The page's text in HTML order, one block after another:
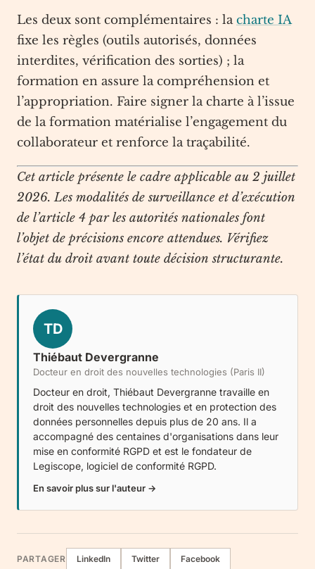
Les deux sont complémentaires : lacharte IA
fixe les règles (outils autorisés, données
interdites, vérification des sorties) ; la
formation en assure la compréhension et
l’appropriation. Faire signer la charte à l’issue
de la formation matérialise l’engagement du
collaborateur et renforce la traçabilité.
Cet article présente le cadre applicable au 2 juillet
2026. Les modalités de surveillance et d’exécution
de l’article 4 par les autorités nationales font
l’objet de précisions encore attendues. Vérifiez
l’état du droit avant toute décision structurante.
TD
Thiébaut Devergranne
Docteur en droit des nouvelles technologies (Paris II)
Docteur en droit, Thiébaut Devergranne travaille en
droit des nouvelles technologies et en protection des
données personnelles depuis plus de 20 ans. Il a
accompagné des centaines d'organisations dans leur
mise en conformité RGPD et est le fondateur de
Legiscope, logiciel de conformité RGPD.
En savoir plus sur l'auteur →
PARTAGER LinkedIn Twitter Facebook